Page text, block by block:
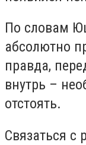
По словам
абсолютно
правда,
внутрь –
отстоять.
Связаться с